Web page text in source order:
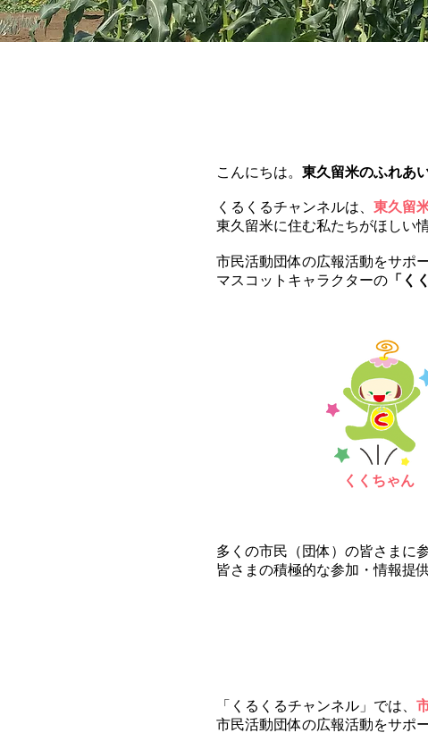
こんにちは。 東久留米のふれあ
くるくるチャンネルは、 東久留
東久留米に住む私たちがほしい
市民活動団体の広報活動をサポ
マスコットキャラクターの 「く
くくちゃん
多くの市民（団体）の皆さまに
皆さまの積極的な参加・情報提
「くるくるチャンネル」では、
市民活動団体の広報活動をサポ